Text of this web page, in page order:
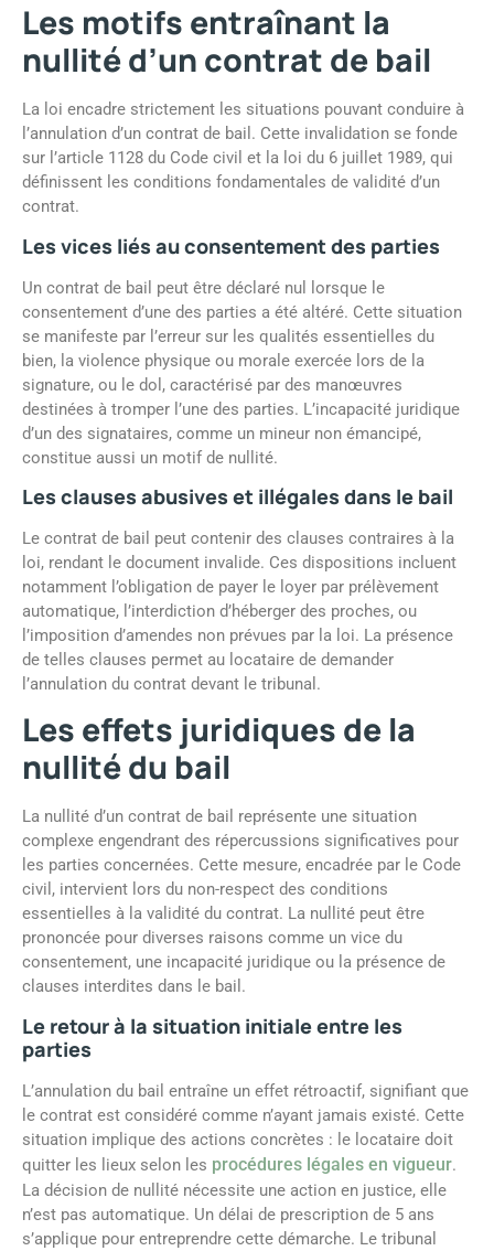
Les motifs entraînant la
nullité d’un contrat de bail
La loi encadre strictement les situations pouvant conduire à
l’annulation d’un contrat de bail. Cette invalidation se fonde
sur l’article 1128 du Code civil et la loi du 6 juillet 1989, qui
définissent les conditions fondamentales de validité d’un
contrat.
Les vices liés au consentement des parties
Un contrat de bail peut être déclaré nul lorsque le
consentement d’une des parties a été altéré. Cette situation
se manifeste par l’erreur sur les qualités essentielles du
bien, la violence physique ou morale exercée lors de la
signature, ou le dol, caractérisé par des manœuvres
destinées à tromper l’une des parties. L’incapacité juridique
d’un des signataires, comme un mineur non émancipé,
constitue aussi un motif de nullité.
Les clauses abusives et illégales dans le bail
Le contrat de bail peut contenir des clauses contraires à la
loi, rendant le document invalide. Ces dispositions incluent
notamment l’obligation de payer le loyer par prélèvement
automatique, l’interdiction d’héberger des proches, ou
l’imposition d’amendes non prévues par la loi. La présence
de telles clauses permet au locataire de demander
l’annulation du contrat devant le tribunal.
Les effets juridiques de la
nullité du bail
La nullité d’un contrat de bail représente une situation
complexe engendrant des répercussions significatives pour
les parties concernées. Cette mesure, encadrée par le Code
civil, intervient lors du non-respect des conditions
essentielles à la validité du contrat. La nullité peut être
prononcée pour diverses raisons comme un vice du
consentement, une incapacité juridique ou la présence de
clauses interdites dans le bail.
Le retour à la situation initiale entre les
parties
L’annulation du bail entraîne un effet rétroactif, signifiant que
le contrat est considéré comme n’ayant jamais existé. Cette
situation implique des actions concrètes : le locataire doit
quitter les lieux selon les procédures légales en vigueur.
La décision de nullité nécessite une action en justice, elle
n’est pas automatique. Un délai de prescription de 5 ans
s’applique pour entreprendre cette démarche. Le tribunal